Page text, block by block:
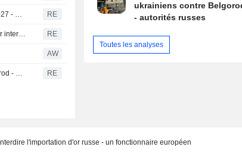
Les dépenses de défense de Taïwan devraient augmenter de 16% en 2027 - médias RE
Thaïlande-L'auteur de la fusillade avait regardé des contenus violents sur internet - police RE
AW
Cinq personnes tuées par un attaque de drones ukrainiens contre Belgorod - autorités russes RE
ukrainiens contre
- autorités russes
Toutes les analyses
l'importation d'or russe - un fonctionnaire européen